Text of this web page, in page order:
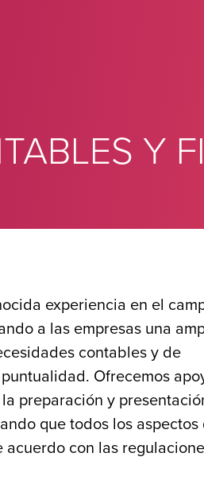
Y
experiencia en el
a las empresas una
contables y de
Ofrecemos
preparación y
que todos los aspectos
con las